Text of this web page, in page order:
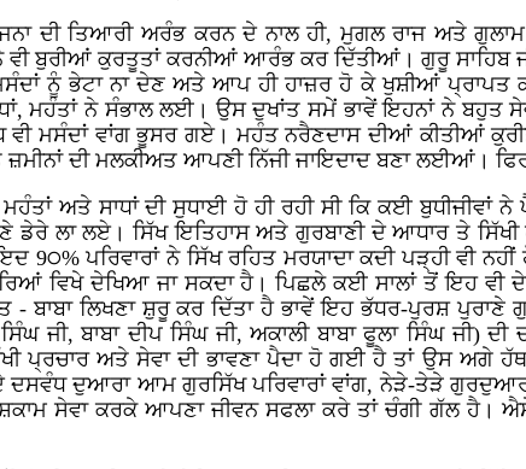
ਦੀ ਤਿਆਰੀ ਅਰੰਭ ਕਰਨ ਦੇ ਨਾਲ ਹੀ, ਮੁਗਲ ਰਾਜ ਅਤੇ
ਬੁਰੀਆਂ ਕੁਰਤੂਤਾਂ ਕਰਨੀਆਂ ਆਰੰਭ ਕਰ ਦਿੱਤੀਆਂ। ਗੁਰੂ ਸਾਹਿਬ
ਨੂੰ ਭੇਟਾ ਨਾ ਦੇਣ ਅਤੇ ਆਪ ਹੀ ਹਾਜ਼ਰ ਹੋ ਕੇ ਖੁਸ਼ੀਆਂ ਪ੍ਰਾਪਤ
ਮਹੰਤਾਂ ਨੇ ਸੰਭਾਲ ਲਈ। ਉਸ ਦੁਖਾਂਤ ਸਮੇਂ ਭਾਵੇਂ ਇਹਨਾਂ ਨੇ ਬਹੁਤ
ਮਸੰਦਾਂ ਵਾਂਗ ਭੂਸਰ ਗਏ। ਮਹੰਤ ਨਰੈਣਦਾਸ ਦੀਆਂ ਕੀਤੀਆਂ
ਦੀ ਮਲਕੀਅਤ ਆਪਣੀ ਨਿੱਜੀ ਜਾਇਦਾਦ ਬਣਾ ਲਈਆਂ।
ਅਤੇ ਸਾਧਾਂ ਦੀ ਸੁਧਾਈ ਹੋ ਹੀ ਰਹੀ ਸੀ ਕਿ ਕਈ ਬੁਧੀਜੀਵਾਂ
ਲਾ ਲਏ। ਸਿੱਖ ਇਤਿਹਾਸ ਅਤੇ ਗੁਰਬਾਣੀ ਦੇ ਆਧਾਰ ਤੇ ਸਿੱਖੀ
9੦% ਪਰਿਵਾਰਾਂ ਨੇ ਸਿੱਖ ਰਹਿਤ ਮਰਯਾਦਾ ਕਦੀ ਪੜ੍ਹੀ ਵੀ
ਵਿਖੇ ਦੇਖਿਆ ਜਾ ਸਕਦਾ ਹੈ। ਪਿਛਲੇ ਕਈ ਸਾਲਾਂ ਤੋਂ ਇਹ ਵੀ
ਲਿਖਣਾ ਸ਼ੁਰੂ ਕਰ ਦਿੱਤਾ ਹੈ ਭਾਵੇਂ ਇਹ ਭੱਧਰ-ਪੁਰਸ਼ ਪੁਰਾਣੇ
ਜੀ, ਬਾਬਾ ਦੀਪ ਸਿੰਘ ਜੀ, ਅਕਾਲੀ ਬਾਬਾ ਫੂਲਾ ਸਿੰਘ
ਪ੍ਰਚਾਰ ਅਤੇ ਸੇਵਾ ਦੀ ਭਾਵਣਾ ਪੈਦਾ ਹੋ ਗਈ ਹੈ ਤਾਂ ਉਸ ਅਗੇ
ਦੁਆਰਾ ਆਮ ਗੁਰਸਿੱਖ ਪਰਿਵਾਰਾਂ ਵਾਂਗ, ਨੇੜੇ-ਤੇੜੇ ਗੁਰਦੁਆਰਾ
ਸੇਵਾ ਕਰਕੇ ਆਪਣਾ ਜੀਵਨ ਸਫਲਾ ਕਰੇ ਤਾਂ ਚੰਗੀ ਗੱਲ